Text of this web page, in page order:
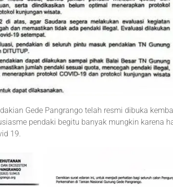
Gede Pangrango telah resmi dibuka
pendaki begitu banyak mungkin karena
19.